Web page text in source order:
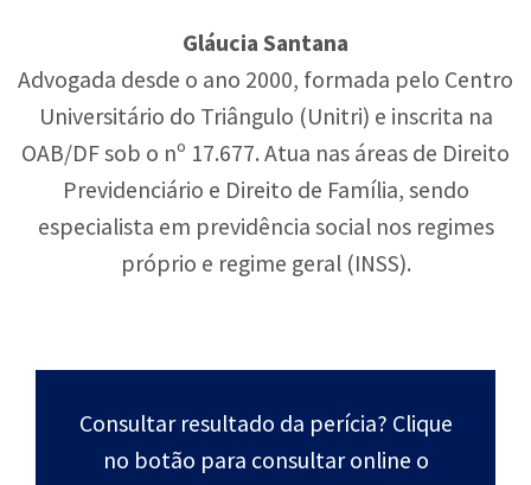
Gláucia Santana
Advogada desde o ano 2000, formada pelo Centro
Universitário do Triângulo (Unitri) e inscrita na
OAB/DF sob o nº 17.677. Atua nas áreas de Direito
Previdenciário e Direito de Família, sendo
especialista em previdência social nos regimes
próprio e regime geral (INSS).
Consultar resultado da perícia? Clique
no botão para consultar online o